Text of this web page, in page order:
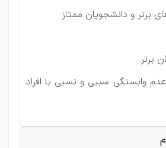
برتر و دانشجویان ممتاز
برتر
وابستگی سببی و نسبی با افراد